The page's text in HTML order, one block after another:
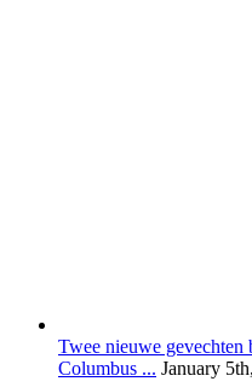
Twee nieuwe gevechten
Columbus ... January